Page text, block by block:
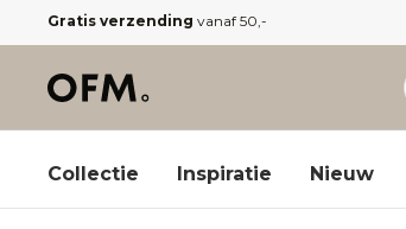
Gratis verzending vanaf 50,-
Collectie Inspiratie Nieuw